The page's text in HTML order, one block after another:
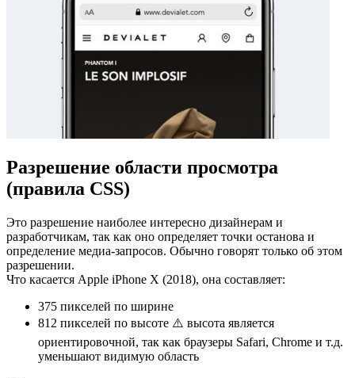
Разрешение области просмотра
(правила CSS)
Это разрешение наиболее интересно дизайнерам и
разработчикам, так как оно определяет точки останова и
определение медиа-запросов. Обычно говорят только об этом
разрешении.
Что касается Apple iPhone X (2018), она составляет:
375 пикселей по ширине
812 пикселей по высоте ⚠️ высота является
ориентировочной, так как браузеры Safari, Chrome и т.д.
уменьшают видимую область